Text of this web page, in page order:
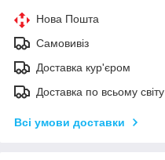
Нова Пошта
Самовивіз
Доставка кур'єром
Доставка по всьому світу
Всі умови доставки